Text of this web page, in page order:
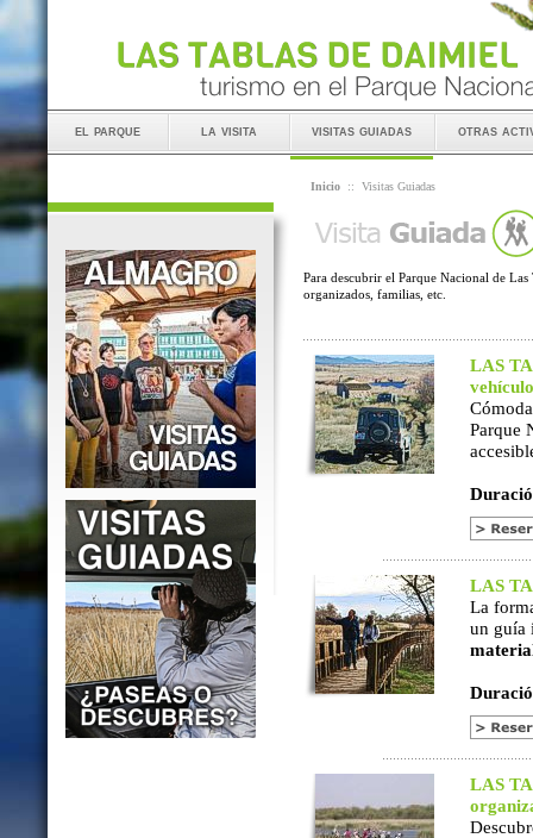
el parque la visita visitas guiadas otras
Inicio :: Visitas Guiadas
Para descubrir el Parque Nacional de
organizados, familias, etc.
LAS
vehículo
Parque
LAS
La
un guía
LAS